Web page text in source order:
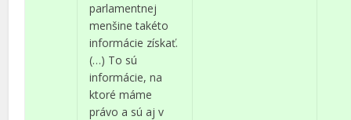
parlamentnej
menšine takéto
informácie získať.
(…) To sú
informácie, na
ktoré máme
právo a sú aj v